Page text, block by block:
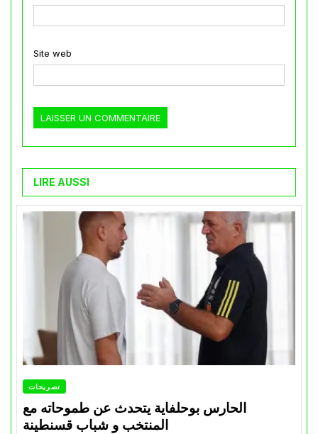
Site web
LIRE AUSSI
تصريحات
الحارس بوحلفاية يتحدث عن طموحاته مع
المنتخب و شباب قسنطينة